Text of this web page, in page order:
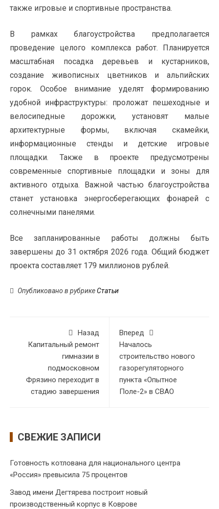
также игровые и спортивные пространства.
В рамках благоустройства предполагается
проведение целого комплекса работ. Планируется
масштабная посадка деревьев и кустарников,
создание живописных цветников и альпийских
горок. Особое внимание уделят формированию
удобной инфраструктуры: проложат пешеходные и
велосипедные дорожки, установят малые
архитектурные формы, включая скамейки,
информационные стенды и детские игровые
площадки. Также в проекте предусмотрены
современные спортивные площадки и зоны для
активного отдыха. Важной частью благоустройства
станет установка энергосберегающих фонарей с
солнечными панелями.
Все запланированные работы должны быть
завершены до 31 октября 2026 года. Общий бюджет
проекта составляет 179 миллионов рублей.
Опубликовано в рубрикеСтатьи
Назад
Капитальный ремонт
гимназии в
подмосковном
Фрязино переходит в
стадию завершения
Вперед
Началось
строительство нового
газорегуляторного
пункта «Опытное
Поле-2» в СВАО
СВЕЖИЕ ЗАПИСИ
Готовность котлована для национального центра
«Россия» превысила 75 процентов
Завод имени Дегтярева построит новый
производственный корпус в Коврове